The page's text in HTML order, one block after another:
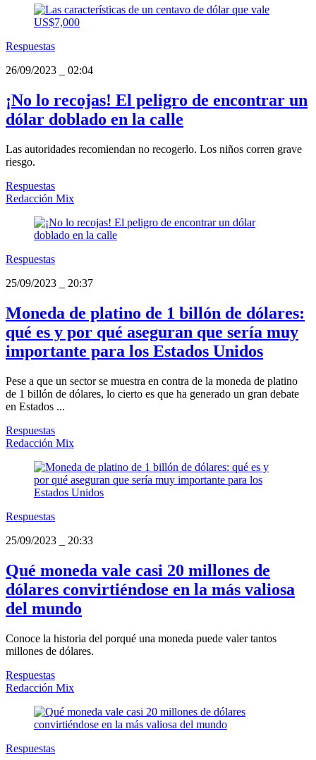
Respuestas
26/09/2023
02:04
¡No lo recojas! El peligro de encontrar un
dólar doblado en la calle
Las autoridades recomiendan no recogerlo. Los niños corren grave
riesgo.
Respuestas
Redacción Mix
Respuestas
25/09/2023
20:37
Moneda de platino de 1 billón de dólares:
qué es y por qué aseguran que sería muy
importante para los Estados Unidos
Pese a que un sector se muestra en contra de la moneda de platino
de 1 billón de dólares, lo cierto es que ha generado un gran debate
en Estados ...
Respuestas
Redacción Mix
Respuestas
25/09/2023
20:33
Qué moneda vale casi 20 millones de
dólares convirtiéndose en la más valiosa
del mundo
Conoce la historia del porqué una moneda puede valer tantos
millones de dólares.
Respuestas
Redacción Mix
Respuestas